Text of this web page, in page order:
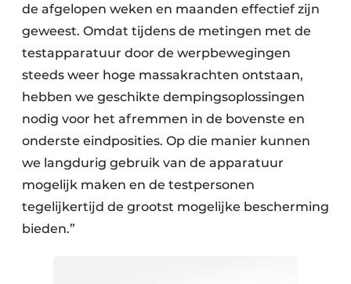
de afgelopen weken en maanden effectief zijn
geweest. Omdat tijdens de metingen met de
testapparatuur door de werpbewegingen
steeds weer hoge massakrachten ontstaan,
hebben we geschikte dempingsoplossingen
nodig voor het afremmen in de bovenste en
onderste eindposities. Op die manier kunnen
we langdurig gebruik van de apparatuur
mogelijk maken en de testpersonen
tegelijkertijd de grootst mogelijke bescherming
bieden.”